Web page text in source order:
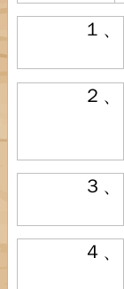
１、
２、
３、
４、